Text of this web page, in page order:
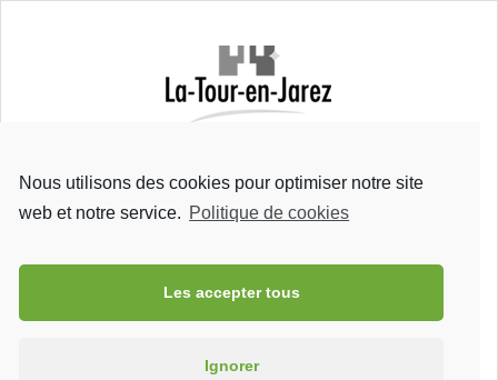
Nous utilisons des cookies pour optimiser notre site
web et notre service. Politique de cookies
Les accepter tous
Ignorer
Rue Bretons
42 580 La Tour-en-Jarez
Tel : 04 77 93 23 41
Fax : 04 77 79 70 01
La Tour-en-Jarez est jumelée avec